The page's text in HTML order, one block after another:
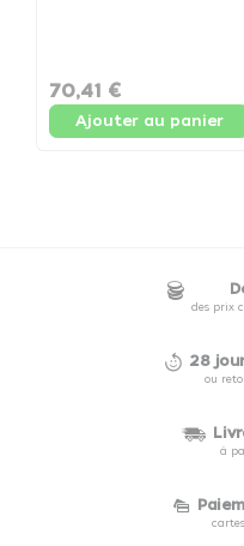
70,41 €
Ajouter au panier
des prix
28
ou
à